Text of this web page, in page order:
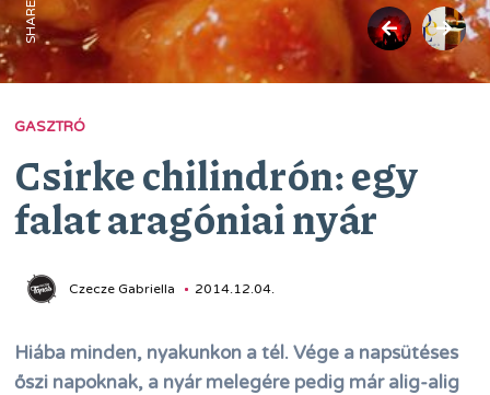
SHARE:
GASZTRÓ
Csirke chilindrón: egy
falat aragóniai nyár
Czecze Gabriella 2014.12.04.
Hiába minden, nyakunkon a tél. Vége a napsütéses
őszi napoknak, a nyár melegére pedig már alig-alig